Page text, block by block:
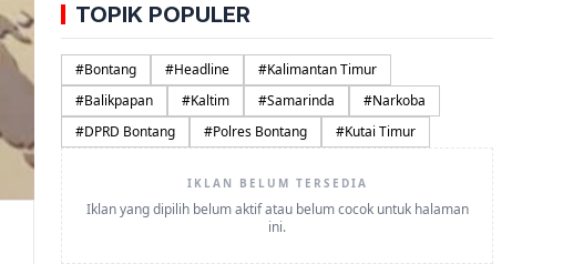
TOPIK POPULER
#Bontang #Headline #Kalimantan Timur
#Balikpapan #Kaltim #Samarinda #Narkoba
#DPRD Bontang #Polres Bontang #Kutai Timur
IKLAN BELUM TERSEDIA
Iklan yang dipilih belum aktif atau belum cocok untuk halaman
ini.